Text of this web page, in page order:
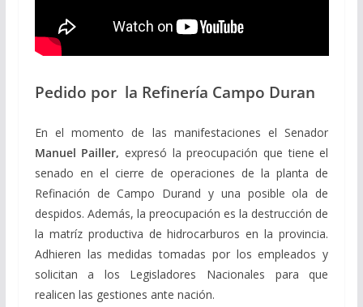
Pedido por la Refinería Campo Duran
En el momento de las manifestaciones el Senador
Manuel Pailler,expresó la preocupación que tiene el
senado en el cierre de operaciones de la planta de
Refinación de Campo Durand y una posible ola de
despidos. Además, la preocupación es la destrucción de
la matríz productiva de hidrocarburos en la provincia.
Adhieren las medidas tomadas por los empleados y
solicitan a los Legisladores Nacionales para que
realicen las gestiones ante nación.